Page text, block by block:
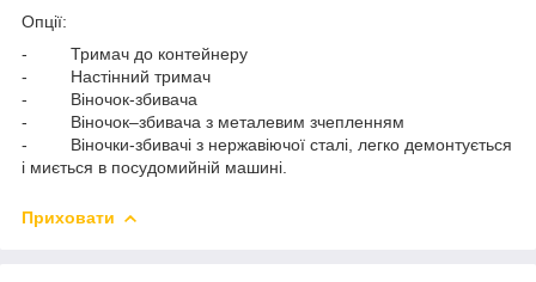
Опції:
- Тримач до контейнеру
- Настінний тримач
- Віночок-збивача
- Віночок–збивача з металевим зчепленням
- Віночки-збивачі з нержавіючої сталі, легко демонтується
і миється в посудомийній машині.
Приховати